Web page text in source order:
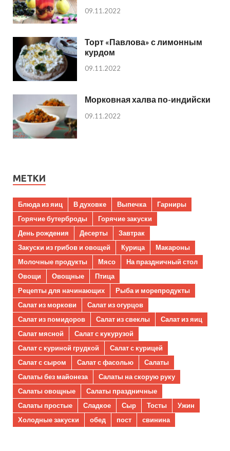
09.11.2022
Торт «Павлова» с лимонным
курдом
09.11.2022
Морковная халва по-индийски
09.11.2022
МЕТКИ
Блюда из яиц В духовке Выпечка
Гарниры
Горячие бутерброды
Горячие закуски
День рождения
Десерты
Завтрак
Закуски из грибов и овощей
Курица
Макароны
Молочные продукты
Мясо
На праздничный стол
Овощи
Овощные
Птица
Рецепты для начинающих
Рыба и морепродукты
Салат из моркови
Салат из огурцов
Салат из помидоров
Салат из свеклы
Салат из яиц
Салат мясной
Салат с кукурузой
Салат с куриной грудкой
Салат с курицей
Салат с сыром
Салат с фасолью
Салаты
Салаты без майонеза
Салаты на скорую руку
Салаты овощные
Салаты праздничные
Салаты простые
Сладкое Сыр Тосты
Ужин
Холодные закуски
обед пост свинина